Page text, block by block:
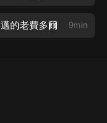
的老費多爾 9min